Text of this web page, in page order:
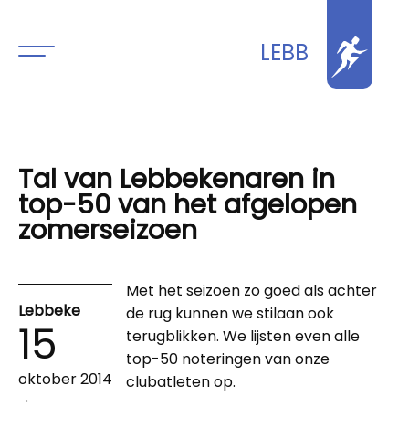
LEBB
Tal van Lebbekenaren in
top-50 van het afgelopen
zomerseizoen
Lebbeke
15
oktober 2014
→
Met het seizoen zo goed als achter
de rug kunnen we stilaan ook
terugblikken. We lijsten even alle
top-50 noteringen van onze
clubatleten op.